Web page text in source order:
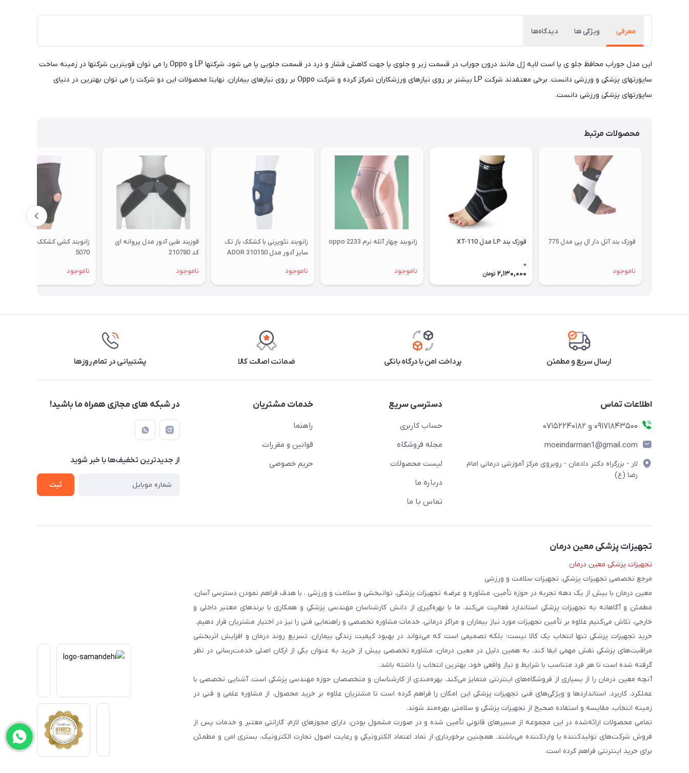
معرفی ویژگی ها دیدگاه‌ها
این مدل جوراب محافظ جلو ی پا است لایه ژل مانند درون جوراب در قسمت زیر و جلوی پا جهت کاهش فشار و درد در قسمت جلویی پا می شود. شرکتها LP و Oppo را می توان قویترین شرکتها در زمینه ساخت
ساپورتهای پزشکی و ورزشی دانست. برخی معتقدند شرکت LP بیشتر بر روی نیازهای ورزشکاران تمرکز کرده و شرکت Oppo بر روی نیازهای بیماران. نهایتا محصولات این دو شرکت را می توان بهترین در دنیای
ساپورتهای پزشکی ورزشی دانست.
محصولات مرتبط
قوزک بند آتل دار ال پی مدل 775
ناموجود
قوزک بند LP مدل XT-110
0
2,130,000 تومان
زانوبند چهار آتله نرم oppo 2233
ناموجود
زانوبند نئوپرنی با کشکک باز تک
سایز آدور مدل 310150 ADOR
ناموجود
قوزبند طبی آدور مدل پروانه ای
کد 210780
ناموجود
زانوبند کشی کشکک باز ممتاز تنیار
5070
ناموجود
ارسال سریع و مطمئن پرداخت امن با درگاه بانکی ضمانت اصالت کالا پشتیبانی در تمام روزها
اطلاعات تماس
09171843500 و 07152240182
moeindarman1@gmail.com
لار - بزرگراه دکتر دادمان - روبروی مرکز آموزشی درمانی امام
رضا (ع)
دسترسی سریع
حساب کاربری
مجله فروشگاه
لیست محصولات
درباره ما
تماس با ما
خدمات مشتریان
راهنما
قوانین و مقررات
حریم خصوصی
در شبکه های مجازی همراه ما باشید!
از جدید‌ترین تخفیف‌ها با‌ خبر شوید
ثبت
تجهیزات پزشکی معین درمان
تجهیزات پزشکی معین درمان
مرجع تخصصی تجهیزات پزشکی، تجهیزات سلامت و ورزشی
معین درمان با بیش از یک دهه تجربه در حوزه تأمین، مشاوره و عرضه تجهیزات پزشکی، توانبخشی و سلامت و ورزشی ، با هدف فراهم نمودن دسترسی آسان،
مطمئن و آگاهانه به تجهیزات پزشکی استاندارد فعالیت می‌کند. ما با بهره‌گیری از دانش کارشناسان مهندسی پزشکی و همکاری با برندهای معتبر داخلی و
خارجی، تلاش می‌کنیم علاوه بر تأمین تجهیزات مورد نیاز بیماران و مراکز درمانی، خدمات مشاوره تخصصی و راهنمایی فنی را نیز در اختیار مشتریان قرار دهیم.
خرید تجهیزات پزشکی تنها انتخاب یک کالا نیست؛ بلکه تصمیمی است که می‌تواند در بهبود کیفیت زندگی بیماران، تسریع روند درمان و افزایش اثربخشی
مراقبت‌های پزشکی نقش مهمی ایفا کند. به همین دلیل در معین درمان، مشاوره تخصصی پیش از خرید به عنوان یکی از ارکان اصلی خدمت‌رسانی در نظر
گرفته شده است تا هر فرد متناسب با شرایط و نیاز واقعی خود، بهترین انتخاب را داشته باشد.
آنچه معین درمان را از بسیاری از فروشگاه‌های اینترنتی متمایز می‌کند، بهره‌مندی از کارشناسان و متخصصان حوزه مهندسی پزشکی است. آشنایی تخصصی با
عملکرد، کاربرد، استانداردها و ویژگی‌های فنی تجهیزات پزشکی این امکان را فراهم کرده است تا مشتریان علاوه بر خرید محصول، از مشاوره علمی و فنی در
زمینه انتخاب، مقایسه و استفاده صحیح از تجهیزات پزشکی و سلامتی بهره‌مند شوند.
تمامی محصولات ارائه‌شده در این مجموعه از مسیرهای قانونی تأمین شده و در صورت مشمول بودن، دارای مجوزهای لازم، گارانتی معتبر و خدمات پس از
فروش شرکت‌های تولیدکننده یا واردکننده می‌باشند. همچنین برخورداری از نماد اعتماد الکترونیکی و رعایت اصول تجارت الکترونیک، بستری امن و مطمئن
برای خرید اینترنتی فراهم کرده است.